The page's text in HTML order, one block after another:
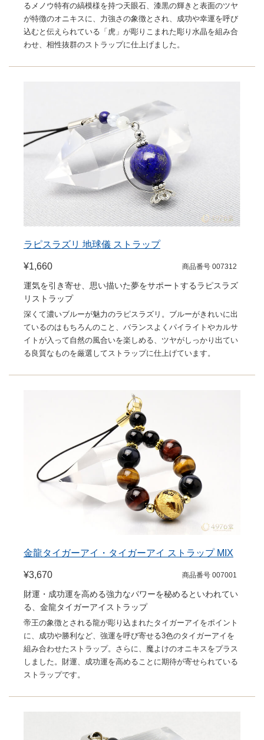
るメノウ特有の縞模様を持つ天眼石、漆黒の輝きと表面のツヤ
が特徴のオニキスに、力強さの象徴とされ、成功や幸運を呼び
込むと伝えられている「虎」が彫りこまれた彫り水晶を組み合
わせ、相性抜群のストラップに仕上げました。
ラピスラズリ 地球儀 ストラップ
¥1,660 商品番号 007312
運気を引き寄せ、思い描いた夢をサポートするラピスラズ
リストラップ
深くて濃いブルーが魅力のラピスラズリ。ブルーがきれいに出
ているのはもちろんのこと、バランスよくパイライトやカルサ
イトが入って自然の風合いを楽しめる、ツヤがしっかり出てい
る良質なものを厳選してストラップに仕上げています。
金龍タイガーアイ・タイガーアイ ストラップ MIX
¥3,670 商品番号 007001
財運・成功運を高める強力なパワーを秘めるといわれてい
る、金龍タイガーアイストラップ
帝王の象徴とされる龍が彫り込まれたタイガーアイをポイント
に、成功や勝利など、強運を呼び寄せる3色のタイガーアイを
組み合わせたストラップ。さらに、魔よけのオニキスをプラス
しました。財運、成功運を高めることに期待が寄せられている
ストラップです。